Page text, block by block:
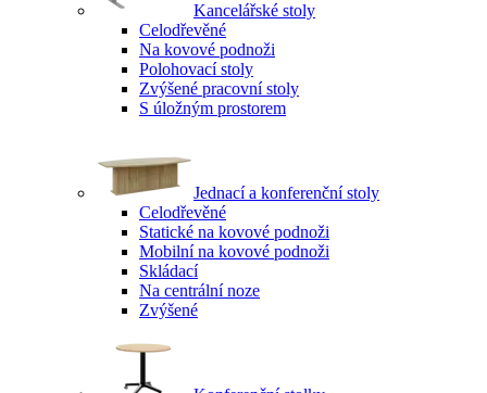
Kancelářské stoly
Celodřevěné
Na kovové podnoži
Polohovací stoly
Zvýšené pracovní stoly
S úložným prostorem
Jednací a konferenční stoly
Celodřevěné
Statické na kovové podnoži
Mobilní na kovové podnoži
Skládací
Na centrální noze
Zvýšené